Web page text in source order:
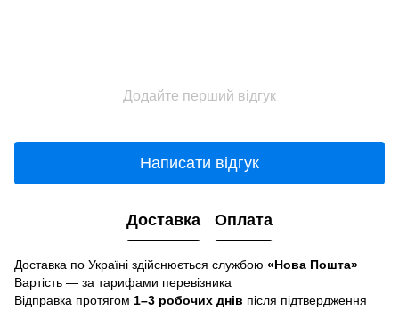
Додайте перший відгук
Написати відгук
Доставка Оплата
Доставка по Україні здійснюється службою «Нова Пошта»
Вартість — за тарифами перевізника
Відправка протягом 1–3 робочих днів після підтвердження